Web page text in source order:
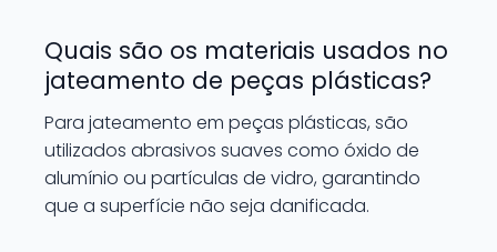
Quais são os materiais usados no
jateamento de peças plásticas?
Para jateamento em peças plásticas, são
utilizados abrasivos suaves como óxido de
alumínio ou partículas de vidro, garantindo
que a superfície não seja danificada.